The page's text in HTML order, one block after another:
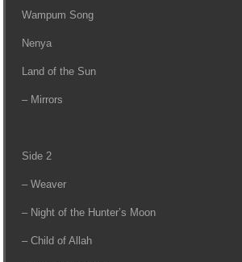
Wampum Song
Nenya
Land of the Sun
– Mirrors
Side 2
– Weaver
– Night of the Hunter’s Moon
– Child of Allah